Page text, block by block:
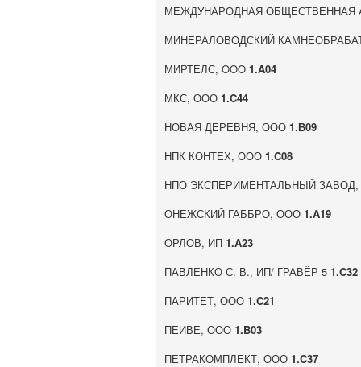
МЕЖДУНАРОДНАЯ
МИНЕРАЛОВОДСКИЙ
МИРТЕЛС, OOO1.A04
МКС, ООО1.C44
НОВАЯ ДЕРЕВНЯ, ООО1.В09
НПК КОНТЕХ, ООО1.C08
НПО ЭКСПЕРИМЕНТАЛЬНЫЙ
ОНЕЖСКИЙ ГАББРО, ООО1.A19
ОРЛОВ, ИП1.A23
ПАВЛЕНКО С. В., ИП/ ГРАВЁР 51.C32
ПАРИТЕТ, ООО1.C21
ПЕИВЕ, ООО1.B03
ПЕТРАКОМПЛЕКТ, ООО1.C37